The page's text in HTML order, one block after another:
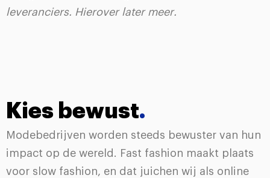
leveranciers. Hierover later meer.
Kies bewust.
Modebedrijven worden steeds bewuster van hun
impact op de wereld. Fast fashion maakt plaats
voor slow fashion, en dat juichen wij als online